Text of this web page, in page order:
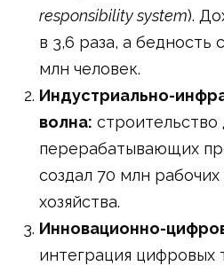
responsibility system).
в 3,6 раза, а бедность
млн человек.
Индустриально-
волна: строительство
перерабатывающих
создал 70 млн
хозяйства.
Инновационно-
интеграция цифровых